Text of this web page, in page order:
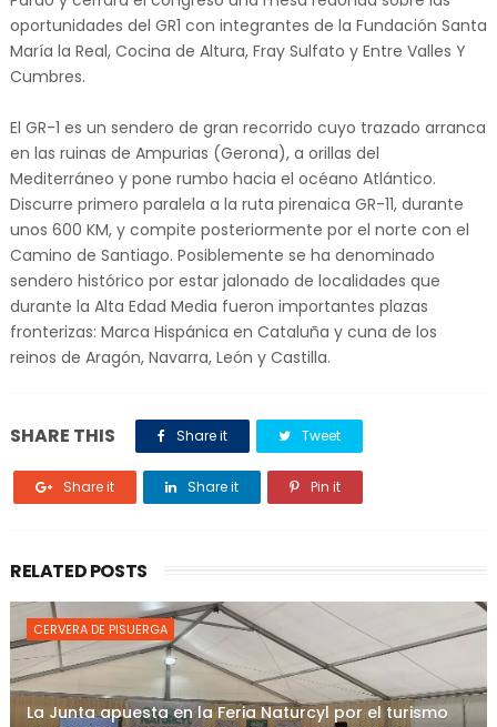
oportunidades del GR1 con integrantes de la Fundación Santa
María la Real, Cocina de Altura, Fray Sulfato y Entre Valles Y
Cumbres.
El GR-1 es un sendero de gran recorrido cuyo trazado arranca
en las ruinas de Ampurias (Gerona), a orillas del
Mediterráneo y pone rumbo hacia el océano Atlántico.
Discurre primero paralela a la ruta pirenaica GR-11, durante
unos 600 KM, y compite posteriormente por el norte con el
Camino de Santiago. Posiblemente se ha denominado
sendero histórico por estar jalonado de localidades que
durante la Alta Edad Media fueron importantes plazas
fronterizas: Marca Hispánica en Cataluña y cuna de los
reinos de Aragón, Navarra, León y Castilla.
SHARE THIS Share it Tweet
Share it Share it Pin it
RELATED POSTS
CERVERA DE PISUERGA
La Junta apuesta en la Feria Naturcyl por el turismo